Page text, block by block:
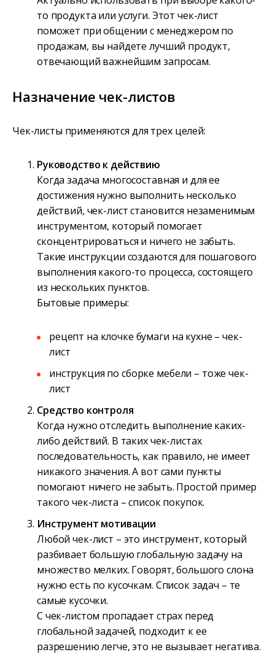
то продукта или услуги. Этот чек-лист
поможет при общении с менеджером по
продажам, вы найдете лучший продукт,
отвечающий важнейшим запросам.
Назначение чек-листов
Чек-листы применяются для трех целей:
Руководство к действию
Когда задача многосоставная и для ее
достижения нужно выполнить несколько
действий, чек-лист становится незаменимым
инструментом, который помогает
сконцентрироваться и ничего не забыть.
Такие инструкции создаются для пошагового
выполнения какого-то процесса, состоящего
из нескольких пунктов.
Бытовые примеры:
рецепт на клочке бумаги на кухне – чек-
лист
инструкция по сборке мебели – тоже чек-
лист
Средство контроля
Когда нужно отследить выполнение каких-
либо действий. В таких чек-листах
последовательность, как правило, не имеет
никакого значения. А вот сами пункты
помогают ничего не забыть. Простой пример
такого чек-листа – список покупок.
Инструмент мотивации
Любой чек-лист – это инструмент, который
разбивает большую глобальную задачу на
множество мелких. Говорят, большого слона
нужно есть по кусочкам. Список задач – те
самые кусочки.
С чек-листом пропадает страх перед
глобальной задачей, подходит к ее
разрешению легче, это не вызывает негатива.